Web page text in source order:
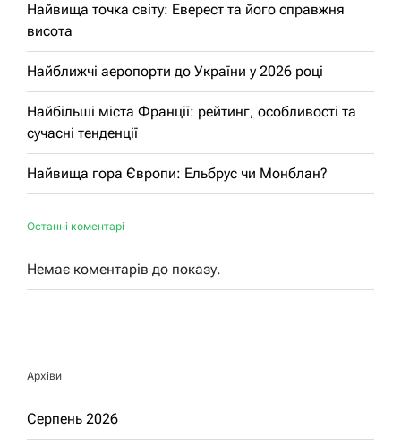
Найвища точка світу: Еверест та його справжня
висота
Найближчі аеропорти до України у 2026 році
Найбільші міста Франції: рейтинг, особливості та
сучасні тенденції
Найвища гора Європи: Ельбрус чи Монблан?
Останні коментарі
Немає коментарів до показу.
Архіви
Серпень 2026